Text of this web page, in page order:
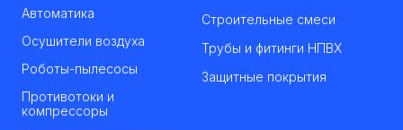
Автоматика
Осушители воздуха
Роботы-пылесосы
Противотоки и
компрессоры
Строительные смеси
Трубы и фитинги НПВХ
Защитные покрытия